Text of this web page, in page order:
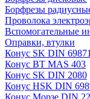
Борфрезы
Проволока
Вспомогательные
Оправки, втулки
Конус SK DIN 69871
Конус BT MAS 403
Конус SK DIN 2080
Конус HSK DIN
Конус Морзе DIN